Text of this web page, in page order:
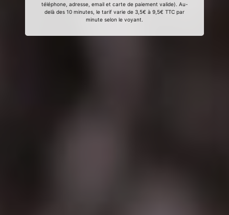
téléphone, adresse, email et carte de paiement valide). Au-
delà des 10 minutes, le tarif varie de 3,5€ à 9,5€ TTC par
minute selon le voyant.